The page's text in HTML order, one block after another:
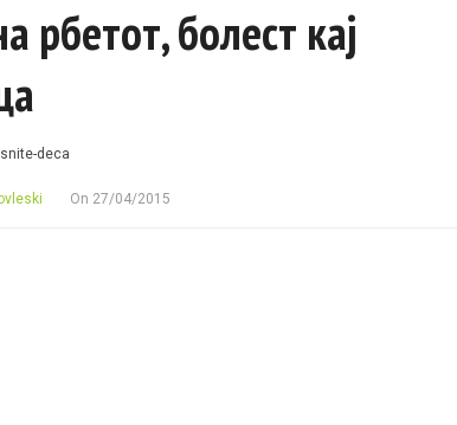
рбетот, болест кај
On 27/04/2015